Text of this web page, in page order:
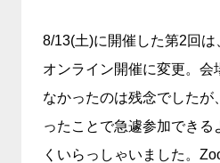
8/13(土)に開催した第2回
オンライン開催に変更。会
なかったのは残念でしたが
ったことで急遽参加できる
くいらっしゃいました。